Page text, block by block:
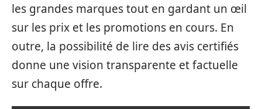
les grandes marques tout en gardant un œil
sur les prix et les promotions en cours. En
outre, la possibilité de lire des avis certifiés
donne une vision transparente et factuelle
sur chaque offre.